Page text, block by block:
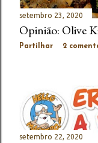
setembro 23, 2020
Opinião: Olive
Partilhar 2
setembro 22, 2020